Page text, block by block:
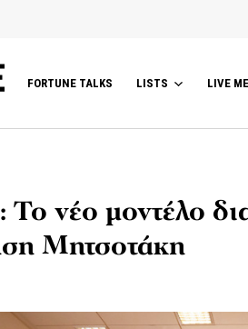
FORTUNE TALKS LISTS LIVE
νέο μοντέλο
Μητσοτάκη